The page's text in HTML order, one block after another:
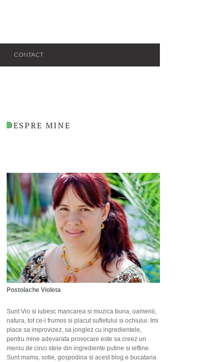
CONTACT
DESPRE MINE
Postolache Violeta
Sunt Vio si iubesc mancarea si muzica buna, oamenii,
natura, tot ce-i frumos si placut sufletului si ochiului. Imi
place sa improvizez, sa jonglez cu ingredientele,
pentru mine adevarata provocare este sa creez un
meniu de cinci stele din ingrediente putine si ieftine.
Sunt mama, sotie, gospodina si acest blog e bucataria